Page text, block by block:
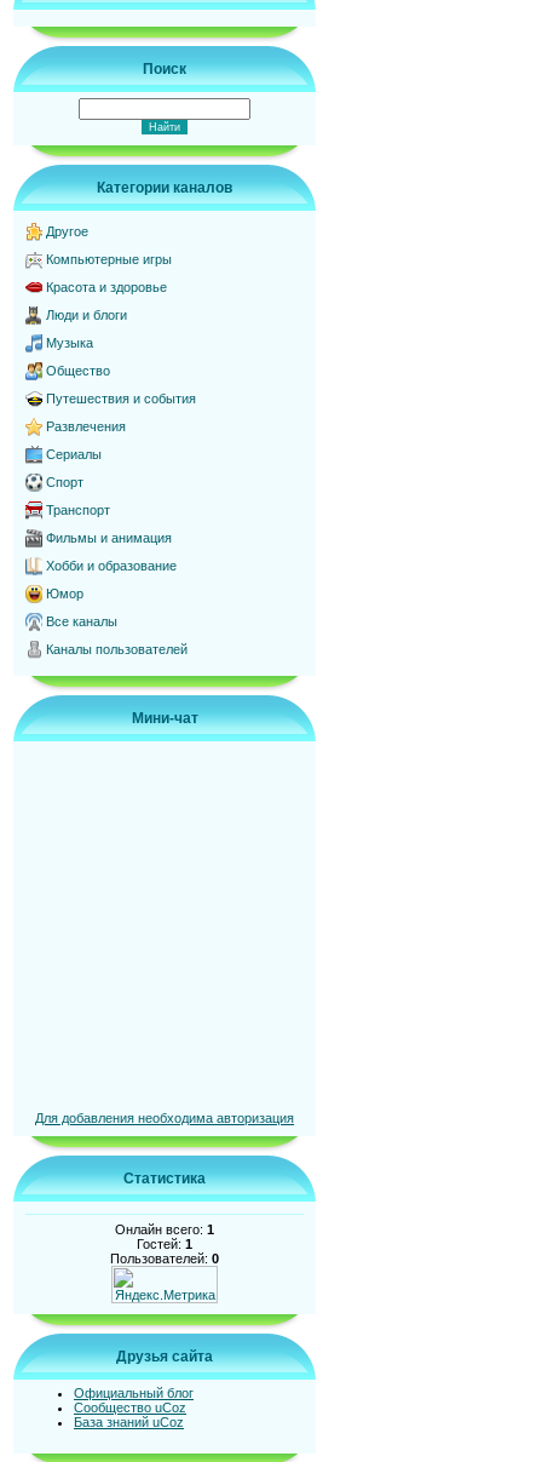
Поиск
Категории каналов
Другое
Компьютерные игры
Красота и здоровье
Люди и блоги
Музыка
Общество
Путешествия и события
Развлечения
Сериалы
Спорт
Транспорт
Фильмы и анимация
Хобби и образование
Юмор
Все каналы
Каналы пользователей
Мини-чат
Для добавления необходима авторизация
Статистика
Онлайн всего: 1
Гостей: 1
Пользователей: 0
Друзья сайта
Официальный блог
Сообщество uCoz
База знаний uCoz